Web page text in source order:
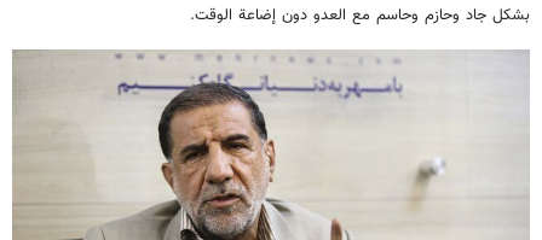
بشكل جاد وحازم وحاسم مع العدو دون إضاعة الوقت.